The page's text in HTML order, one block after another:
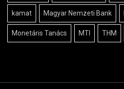
kamat Magyar Nemzeti Bank
Monetáris Tanács MTI THM